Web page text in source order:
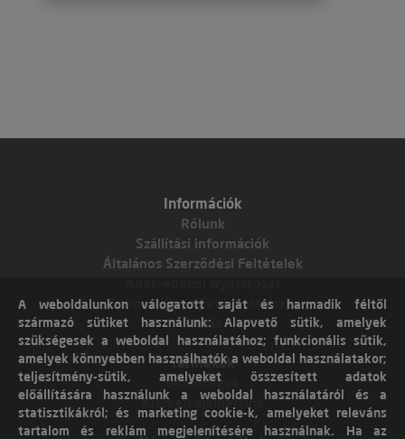
Információk
Rólunk
Szállítási információk
Általános Szerződési Feltételek
Online vitarendezési platform
Elállás
Termékek
Újdonságok
Kiemelt ajánlataink
A weboldalunkon válogatott saját és harmadik féltől
származó sütiket használunk: Alapvető sütik, amelyek
szükségesek a weboldal használatához; funkcionális sütik,
amelyek könnyebben használhatók a weboldal használatakor;
teljesítmény-sütik, amelyeket összesített adatok
előállítására használunk a weboldal használatáról és a
statisztikákról; és marketing cookie-k, amelyeket releváns
tartalom és reklám megjelenítésére használnak. Ha az